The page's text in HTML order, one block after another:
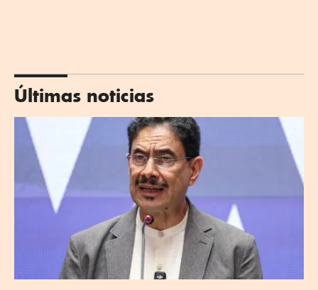
Últimas noticias